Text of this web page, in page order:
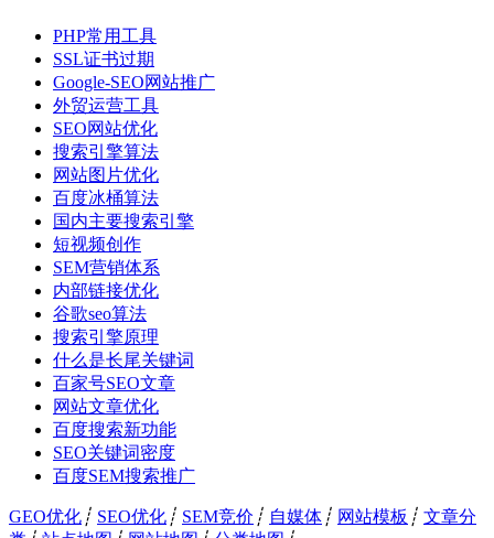
PHP常用工具
SSL证书过期
Google-SEO网站推广
外贸运营工具
SEO网站优化
搜索引擎算法
网站图片优化
百度冰桶算法
国内主要搜索引擎
短视频创作
SEM营销体系
内部链接优化
谷歌seo算法
搜索引擎原理
什么是长尾关键词
百家号SEO文章
网站文章优化
百度搜索新功能
SEO关键词密度
百度SEM搜索推广
GEO优化 ┊ SEO优化 ┊ SEM竞价 ┊ 自媒体 ┊ 网站模板 ┊ 文章分